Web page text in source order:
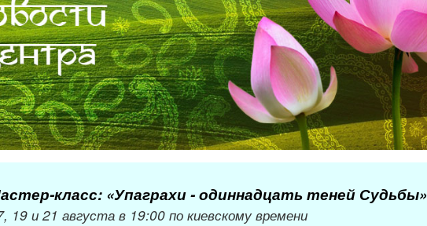
класс: «Упаграхи - одиннадцать теней Судьбы»
19 и 21 августа в 19:00 по киевскому времени